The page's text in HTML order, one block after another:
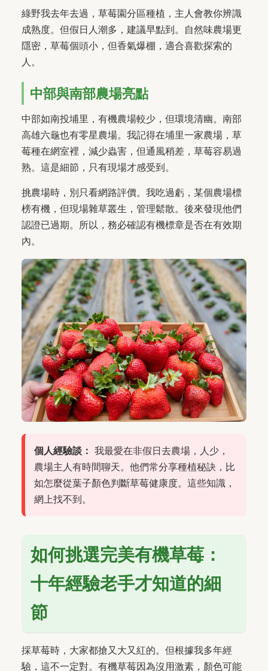
綠野我去年去過，草莓園分區種植，主人會教你辨識
成熟度。但假日人潮多，建議早點到。自然味農場更
隱密，草莓個頭小，但香氣爆棚，適合喜歡探索的
人。
中部與南部農場亮點
中部如南投埔里，有機農場較少，但環境清幽。南部
高雄六龜也有零星農場。我記得在埔里一家農場，草
莓種在網室裡，減少蟲害，但通風稍差，草莓容易過
熟。這是細節，只有現場才感受到。
挑農場時，別只看網路評價。我吃過虧，某個農場標
榜有機，但現場雜草叢生，管理鬆散。後來發現他們
認證已過期。所以，務必確認有機標章是否在有效期
內。
個人經驗談： 我最愛在非假日去農場，人少，
農場主人有時間聊天。他們常分享種植秘訣，比
如怎麼從葉子顏色判斷草莓健康度。這些知識，
網上找不到。
如何挑選完美有機草莓：
十年經驗老手才知道的細
節
採草莓時，大家都搶又大又紅的。但根據我多年經
驗，這不一定對。有機草莓因為沒用激素，顏色可能